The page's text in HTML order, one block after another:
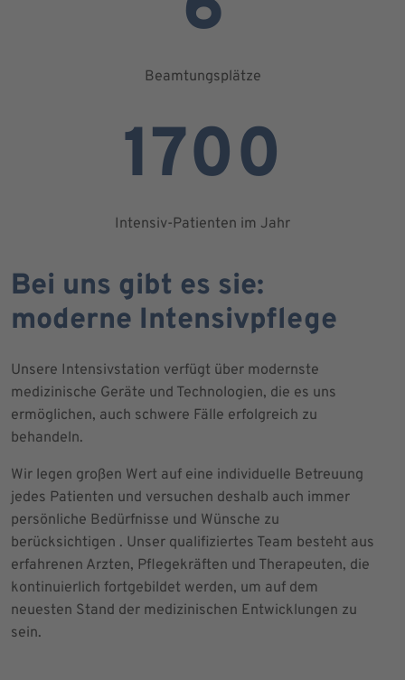
Beamtungsplätze
1700
Intensiv-Patienten im Jahr
Bei uns gibt es sie:
moderne Intensivpflege
Unsere Intensivstation verfügt über modernste
medizinische Geräte und Technologien, die es uns
ermöglichen, auch schwere Fälle erfolgreich zu
behandeln.
Wir legen großen Wert auf eine individuelle Betreuung
jedes Patienten und versuchen deshalb auch immer
persönliche Bedürfnisse und Wünsche zu
berücksichtigen . Unser qualifiziertes Team besteht aus
erfahrenen Arzten, Pflegekräften und Therapeuten, die
kontinuierlich fortgebildet werden, um auf dem
neuesten Stand der medizinischen Entwicklungen zu
sein.